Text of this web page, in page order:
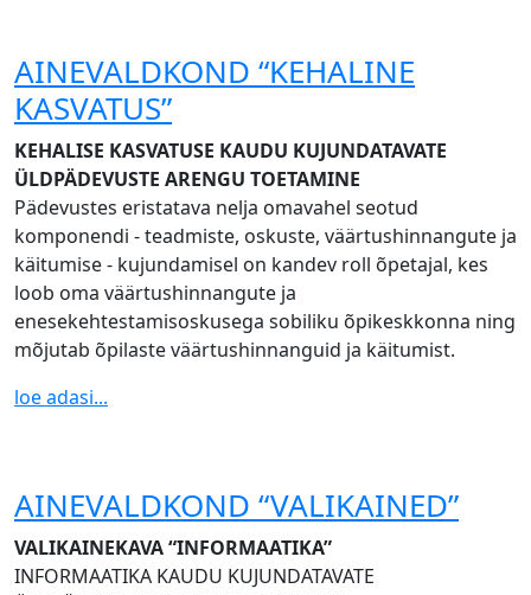
AINEVALDKOND “KEHALINE
KASVATUS”
KEHALISE KASVATUSE KAUDU KUJUNDATAVATE
ÜLDPÄDEVUSTE ARENGU TOETAMINE
Pädevustes eristatava nelja omavahel seotud
komponendi - teadmiste, oskuste, väärtushinnangute ja
käitumise - kujundamisel on kandev roll õpetajal, kes
loob oma väärtushinnangute ja
enesekehtestamisoskusega sobiliku õpikeskkonna ning
mõjutab õpilaste väärtushinnanguid ja käitumist.
loe adasi...
AINEVALDKOND “VALIKAINED”
VALIKAINEKAVA “INFORMAATIKA”
INFORMAATIKA KAUDU KUJUNDATAVATE